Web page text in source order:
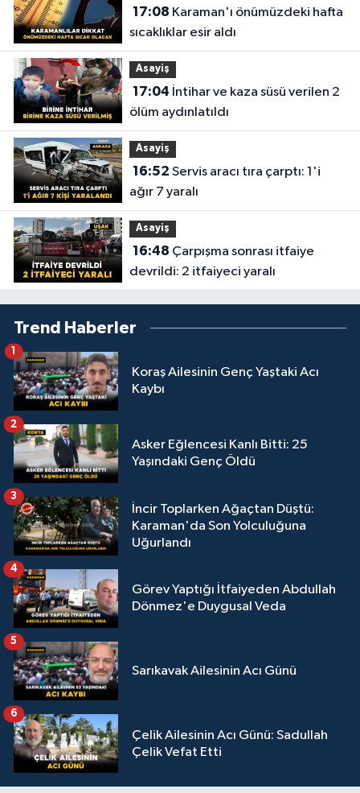
17:08
sıcaklıklar esir aldı
Asayiş
17:04
ölüm aydınlatıldı
Asayiş
16:52
ağır 7 yaralı
Asayiş
16:48
devrildi: 2 itfaiyeci yaralı
Trend Haberler
Koraş Ailesinin Genç Yaştaki Acı
Kaybı
1
Asker Eğlencesi Kanlı Bitti: 25
Yaşındaki Genç Öldü
2
İncir Toplarken Ağaçtan Düştü:
Karaman'da Son Yolculuğuna
Uğurlandı
3
Görev Yaptığı İtfaiyeden Abdullah
Dönmez'e Duygusal Veda
4
Sarıkavak Ailesinin Acı Günü
5
Çelik Ailesinin Acı Günü: Sadullah
Çelik Vefat Etti
6